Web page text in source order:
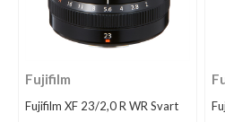
Fujifilm
Fujifilm XF 23/2,0 R WR Svart